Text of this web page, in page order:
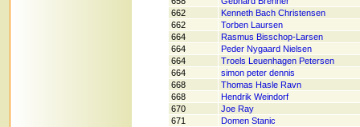
662
Kenneth Bach Christensen
662
Torben Laursen
664
Rasmus Bisschop-Larsen
664
Peder Nygaard Nielsen
664
Troels Leuenhagen Petersen
664
simon peter dennis
668
Thomas Hasle Ravn
668
Hendrik Weindorf
670
Joe Ray
671
Domen Stanic